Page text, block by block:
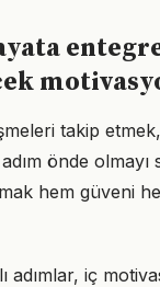
takip
önde olmayı
hem güveni
adımlar, iç